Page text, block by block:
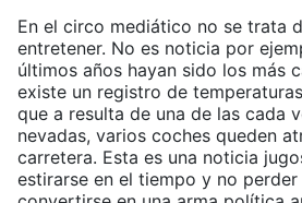
En el circo mediático no se trata
entretener. No es noticia por
últimos años hayan sido los más
existe un registro de
que a resulta de una de las cada
nevadas, varios coches queden
carretera. Esta es una noticia
estirarse en el tiempo y no